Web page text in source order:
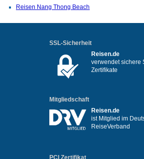
Reisen Nang Thong Beach
SSL-Sicherheit
Reisen.de
verwendet sichere
Zertifikate
Mitgliedschaft
Reisen.de
ist Mitglied im
ReiseVerband
PCI Zertifikat